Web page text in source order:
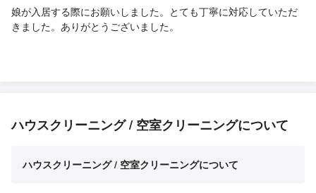
娘が入居する際にお願いしました。とても丁寧に対応していただ
きました。ありがとうございました。
ハウスクリーニング / 空室クリーニングについて
ハウスクリーニング / 空室クリーニングについて